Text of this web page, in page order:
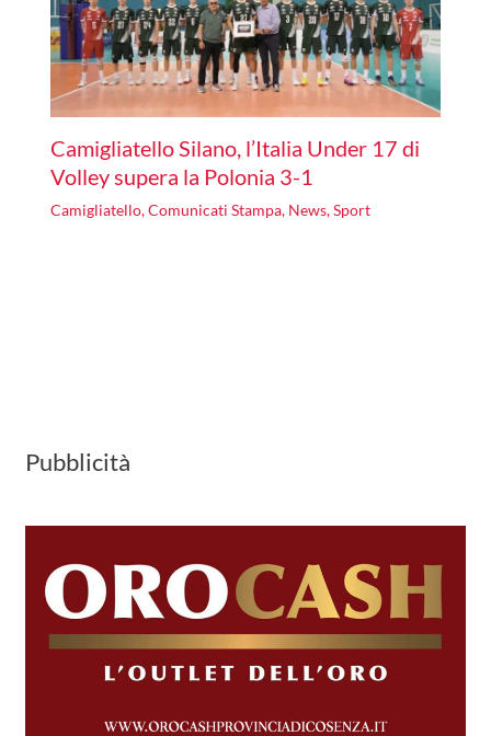
Camigliatello Silano, l’Italia Under 17 di
Volley supera la Polonia 3-1
Camigliatello,Comunicati Stampa, News,Sport
Pubblicità